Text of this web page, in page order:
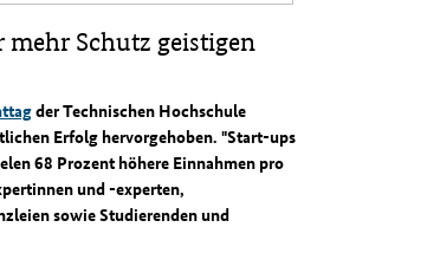
Schutz geistigen
der Technischen Hochschule
Erfolg hervorgehoben. "Start-ups
68 Prozent höhere Einnahmen pro
und -experten,
sowie Studierenden und